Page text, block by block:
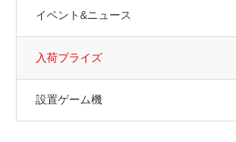
イベント&ニュース
入荷プライズ
設置ゲーム機